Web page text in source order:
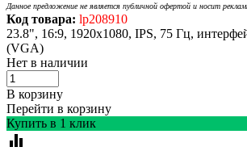
Данное предложение не является публичной офертой и носит
Код товара: lp208910
23.8", 16:9, 1920x1080, IPS, 75 Гц,
(VGA)
Нет в наличии
В корзину
Перейти в корзину
Купить в 1 клик
equalizer